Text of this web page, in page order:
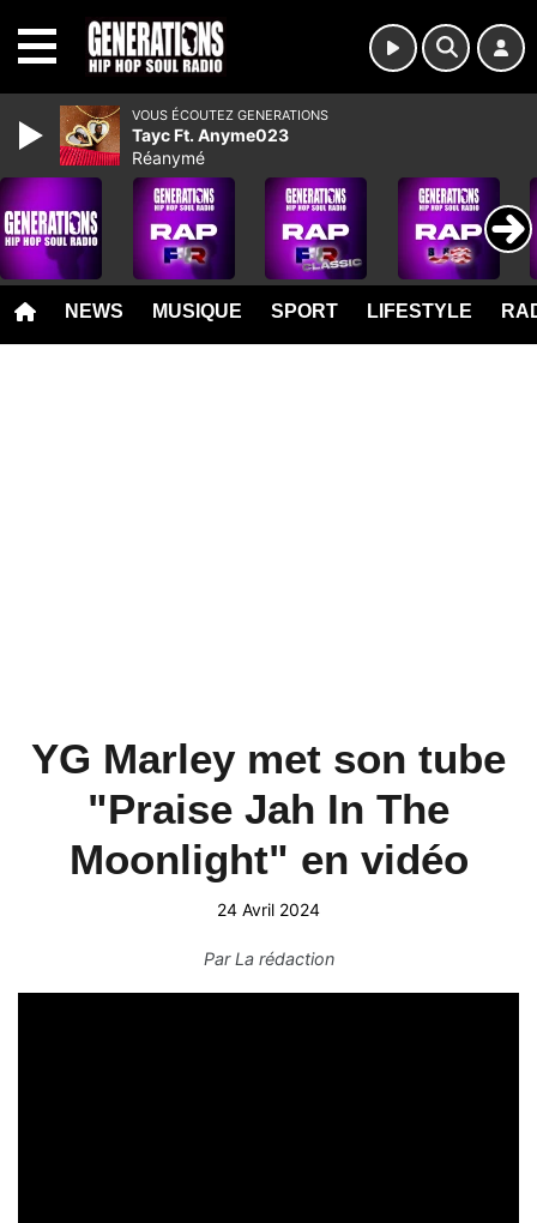
NEWS MUSIQUE SPORT LIFESTYLE
YG Marley met son tube
"Praise Jah In The
Moonlight" en vidéo
24 Avril 2024
ParLa rédaction
VOUS ÉCOUTEZ GENERATIONS
Tayc Ft. Anyme023
Réanymé